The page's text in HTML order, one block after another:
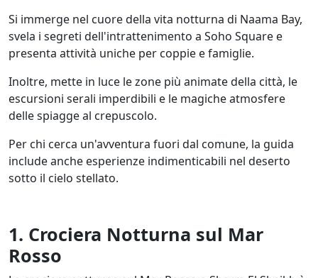
Si immerge nel cuore della vita notturna di Naama Bay,
svela i segreti dell'intrattenimento a Soho Square e
presenta attività uniche per coppie e famiglie.
Inoltre, mette in luce le zone più animate della città, le
escursioni serali imperdibili e le magiche atmosfere
delle spiagge al crepuscolo.
Per chi cerca un'avventura fuori dal comune, la guida
include anche esperienze indimenticabili nel deserto
sotto il cielo stellato.
1. Crociera Notturna sul Mar
Rosso